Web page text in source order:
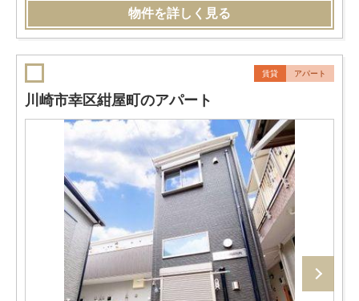
物件を詳しく見る
賃貸 アパート
川崎市幸区紺屋町のアパート